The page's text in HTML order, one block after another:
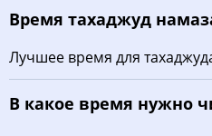
22, Сб 03:36 05:43
03:39 05:45
24, Пн 03:41 05:46
Время тахаджуд
Лучшее время для
В какое время нужно